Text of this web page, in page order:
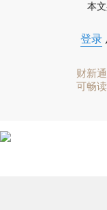
本
登录
财新
可畅